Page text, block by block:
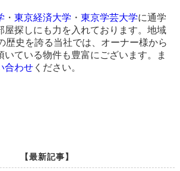
・ 東京経済大学 ・ 東京学芸大学に通学
屋探しにも力を入れております。地域
歴史を誇る当社では、オーナー様から
いている物件も豊富にございます。ま
合わせください。
【最新記事】